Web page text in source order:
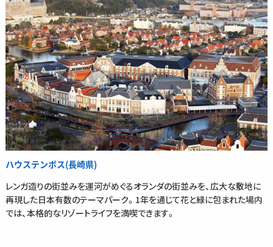
ハウステンボス(長崎県)
レンガ造りの街並みを運河がめぐるオランダの街並みを、広大な敷地に
再現した日本有数のテーマパーク。1年を通じて花と緑に包まれた場内
では、本格的なリゾートライフを満喫できます。